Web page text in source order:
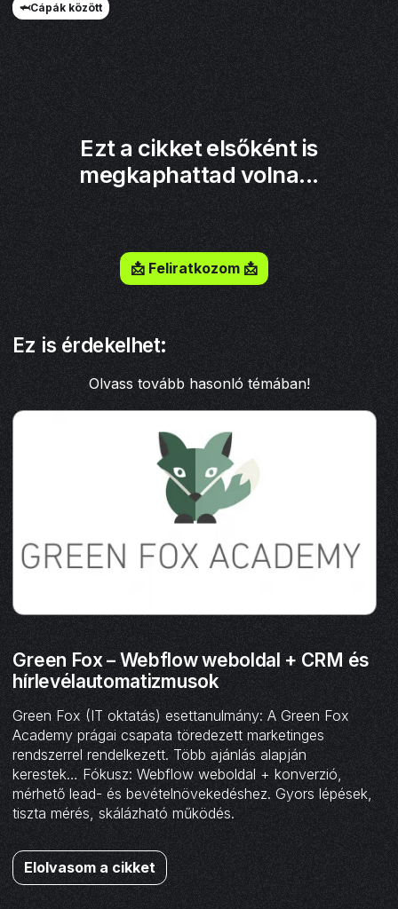
🦈Cápák között
Ezt a cikket elsőként is
megkaphattad volna...
📩 Feliratkozom 📩
Ez is érdekelhet:
Olvass tovább hasonló témában!
Green Fox – Webflow weboldal + CRM és
hírlevélautomatizmusok
Green Fox (IT oktatás) esettanulmány: A Green Fox
Academy prágai csapata töredezett marketinges
rendszerrel rendelkezett. Több ajánlás alapján
kerestek… Fókusz: Webflow weboldal + konverzió,
mérhető lead- és bevételnövekedéshez. Gyors lépések,
tiszta mérés, skálázható működés.
Elolvasom a cikket